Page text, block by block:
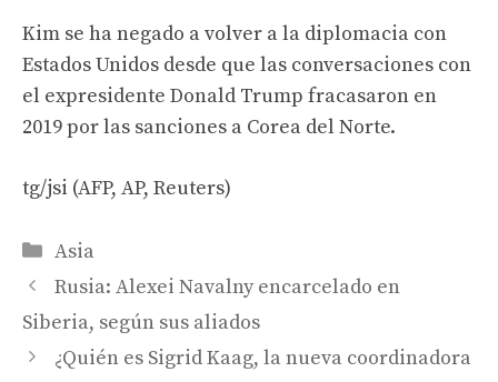
Kim se ha negado a volver a la diplomacia con
Estados Unidos desde que las conversaciones con
el expresidente Donald Trump fracasaron en
2019 por las sanciones a Corea del Norte.
tg/jsi (AFP, AP, Reuters)
Categories
Asia
Rusia: Alexei Navalny encarcelado en
Siberia, según sus aliados
¿Quién es Sigrid Kaag, la nueva coordinadora